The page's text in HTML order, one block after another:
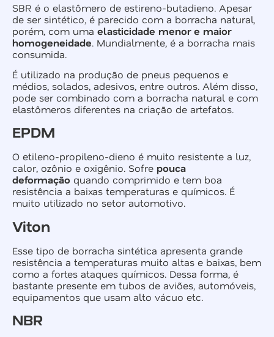
SBR é o elastômero de estireno-butadieno. Apesar
de ser sintético, é parecido com a borracha natural,
porém, com uma elasticidade menor e maior
homogeneidade. Mundialmente, é a borracha mais
consumida.
É utilizado na produção de pneus pequenos e
médios, solados, adesivos, entre outros. Além disso,
pode ser combinado com a borracha natural e com
elastômeros diferentes na criação de artefatos.
EPDM
O etileno-propileno-dieno é muito resistente a luz,
calor, ozônio e oxigênio. Sofre pouca
deformação quando comprimido e tem boa
resistência a baixas temperaturas e químicos. É
muito utilizado no setor automotivo.
Viton
Esse tipo de borracha sintética apresenta grande
resistência a temperaturas muito altas e baixas, bem
como a fortes ataques químicos. Dessa forma, é
bastante presente em tubos de aviões, automóveis,
equipamentos que usam alto vácuo etc.
NBR